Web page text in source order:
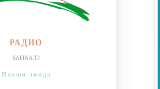
РАДИО
SAFINA.TJ
Пахши зинда